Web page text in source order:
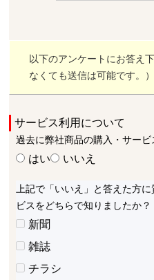
以下のアンケートにお答え
なくても送信は可能です。）
サービス利用について
過去に弊社商品の購入・サー
はい いいえ
上記で「いいえ」と答えた方
ビスをどちらで知りましたか？
新聞
雑誌
チラシ